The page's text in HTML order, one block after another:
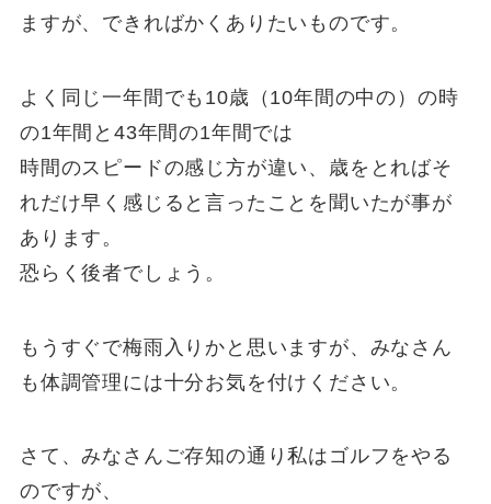
ますが、できればかくありたいものです。
よく同じ一年間でも10歳（10年間の中の）の時
の1年間と43年間の1年間では
時間のスピードの感じ方が違い、歳をとればそ
れだけ早く感じると言ったことを聞いたが事が
あります。
恐らく後者でしょう。
もうすぐで梅雨入りかと思いますが、みなさん
も体調管理には十分お気を付けください。
さて、みなさんご存知の通り私はゴルフをやる
のですが、